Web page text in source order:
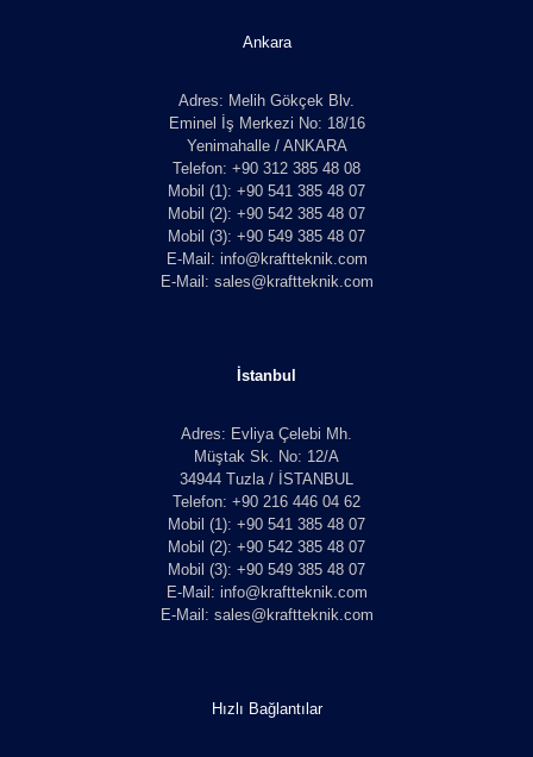
Ankara
Adres: Melih Gökçek Blv.
Eminel İş Merkezi No: 18/16
Yenimahalle / ANKARA
Telefon: +90 312 385 48 08
Mobil (1): +90 541 385 48 07
Mobil (2): +90 542 385 48 07
Mobil (3): +90 549 385 48 07
E-Mail: info@kraftteknik.com
E-Mail: sales@kraftteknik.com
İstanbul
Adres: Evliya Çelebi Mh.
Müştak Sk. No: 12/A
34944 Tuzla / İSTANBUL
Telefon: +90 216 446 04 62
Mobil (1): +90 541 385 48 07
Mobil (2): +90 542 385 48 07
Mobil (3): +90 549 385 48 07
E-Mail: info@kraftteknik.com
E-Mail: sales@kraftteknik.com
Hızlı Bağlantılar